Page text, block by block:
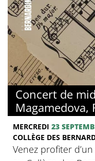
Concert de
Magamedova,
MERCREDI 23
COLLÈGE DES
Venez profiter